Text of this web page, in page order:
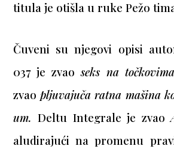
titula je otišla u ruke Pežo
Čuveni su njegovi opisi
037 je zvaoseks na točkovima
zvaopljuvajuča ratna mašina
um. Deltu Integrale je zvao
aludirajući na promenu